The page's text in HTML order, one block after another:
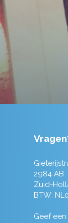
2984 AB
Zuid-
BTW:
Geef